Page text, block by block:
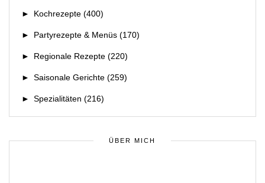
► Kochrezepte (400)
► Partyrezepte & Menüs (170)
► Regionale Rezepte (220)
► Saisonale Gerichte (259)
► Spezialitäten (216)
ÜBER MICH